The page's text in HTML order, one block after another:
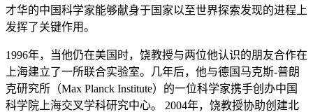
才华的中国科学家能够献身于国家以至世界探索发现的进程上
发挥了关键作用。
1996年，当他仍在美国时，饶教授与两位他认识的朋友合作在
上海建立了一所联合实验室。几年后，他与德国马克斯-普朗
克研究所（Max Planck Institute）的一位科学家携手创办中国
科学院上海交叉学科研究中心。 2004年，饶教授协助创建北